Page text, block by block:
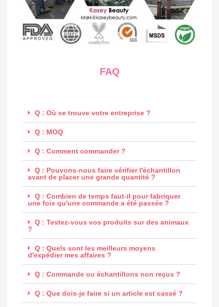
FAQ
Q : Où se trouve votre entreprise ?
Q : MOQ
Q : Comment commander ?
Q : Pouvons-nous faire vérifier l'échantillon
avant de placer une grande quantité ?
Q : Combien de temps faut-il pour fabriquer
une fois qu'une commande a été passée ?
Q : Testez-vous vos produits sur des animaux
?
Q : Quels sont les meilleurs moyens
d'expédier mes affaires ?
Q : Commande ou échantillons non reçus ?
Q : Que dois-je faire si un article est cassé ?